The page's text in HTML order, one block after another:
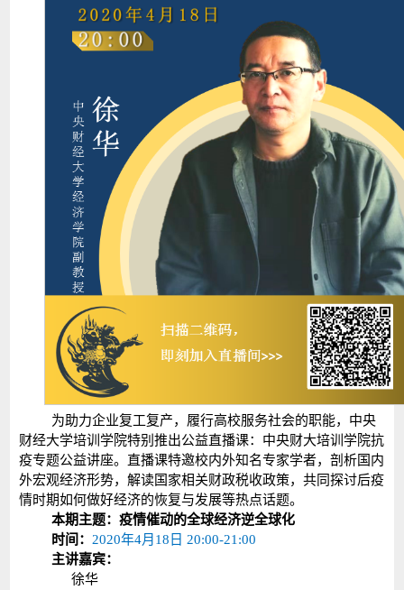
为助力企业复工复产，履行高校服务社会的职能，中央
财经大学培训学院特别推出公益直播课：中央财大培训学院抗
疫专题公益讲座。直播课特邀校内外知名专家学者，剖析国内
外宏观经济形势，解读国家相关财政税收政策，共同探讨后疫
情时期如何做好经济的恢复与发展等热点话题。
本期主题：疫情催动的全球经济逆全球化
时间： 2020年4月18日 20:00-21:00
主讲嘉宾：
徐华